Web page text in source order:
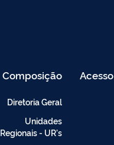
Acesso
Composição
Diretoria Geral
Unidades
Regionais - UR's